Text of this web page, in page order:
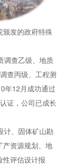
发的政府特殊
调查乙级、地质
查丙级、工程测
年12月成功通过
证，公司已成长
计、固体矿山勘
产资源规划、地
性评估设计报